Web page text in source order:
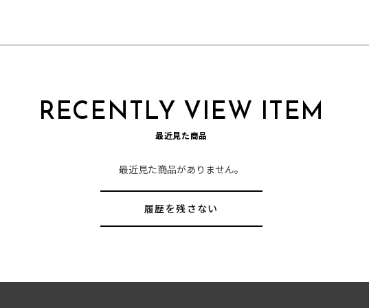
RECENTLY VIEW ITEM
最近見た商品
最近見た商品がありません。
履歴を残さない